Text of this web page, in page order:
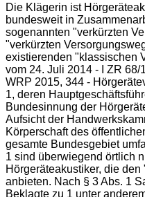
Die Klägerin ist
bundesweit in
sogenannten "verkürzten
"verkürzten
existierenden "klassischen
vom 24. Juli 2014 - I ZR
WRP 2015, 344 -
1, deren
Bundesinnung der
Aufsicht der
Körperschaft des
gesamte Bundesgebiet
1 sind überwiegend örtlich
Hörgeräteakustiker, die
anbieten. Nach § 3 Abs. 1
Beklagte zu 1 unter